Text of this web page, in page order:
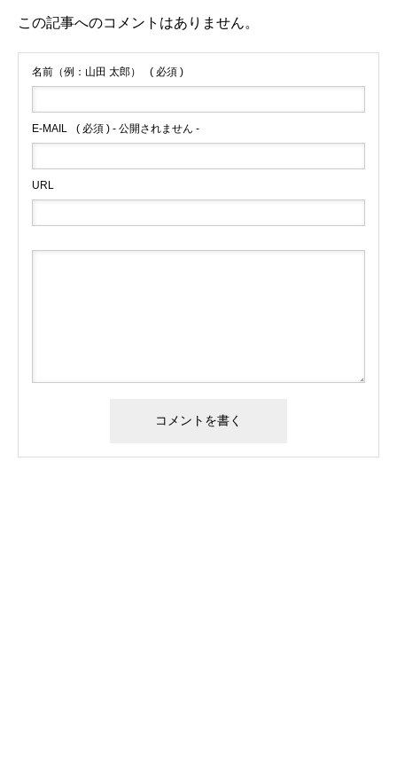
この記事へのコメントはありません。
名前（例：山田 太郎） ( 必須 )
E-MAIL ( 必須 ) - 公開されません -
URL